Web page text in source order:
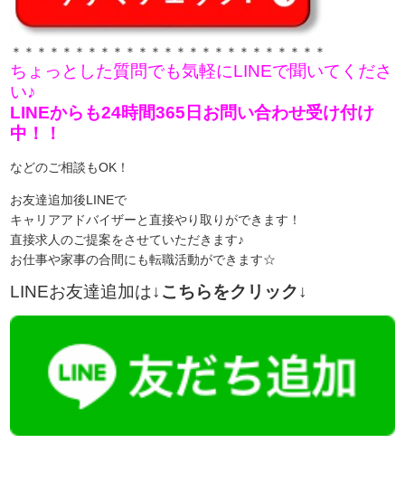
＊＊＊＊＊＊＊＊＊＊＊＊＊＊＊＊＊＊＊＊＊＊＊＊＊
ちょっとした質問でも気軽にLINEで聞いてくださ
い♪
LINEからも24時間365日お問い合わせ受け付け
中！！
などのご相談もOK！
お友達追加後LINEで
キャリアアドバイザーと直接やり取りができます！
直接求人のご提案をさせていただきます♪
お仕事や家事の合間にも転職活動ができます☆
LINEお友達追加は↓こちらをクリック↓